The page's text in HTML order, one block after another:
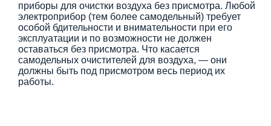
приборы для очистки воздуха без присмотра. Любой
электроприбор (тем более самодельный) требует
особой бдительности и внимательности при его
эксплуатации и по возможности не должен
оставаться без присмотра. Что касается
самодельных очистителей для воздуха, — они
должны быть под присмотром весь период их
работы.